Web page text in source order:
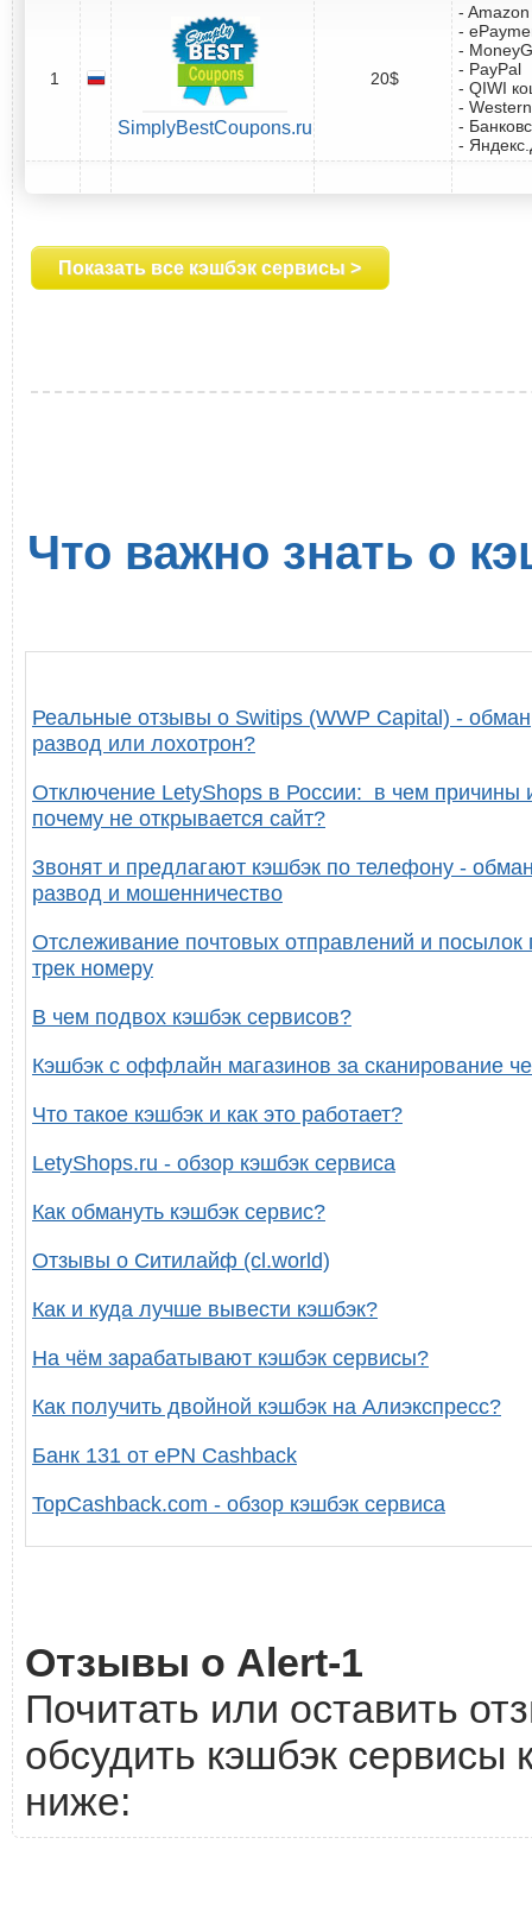
1
SimplyBestCoupons.ru
20$
-
-
-
- PayPal
- QIWI
-
-
-
Показать все кэшбэк сервисы >
Что важно знать о
Реальные отзывы о Switips (WWP Capital) -
развод или лохотрон?
Отключение LetyShops в России: в чем причины
почему не открывается сайт?
Звонят и предлагают кэшбэк по телефону -
развод и мошенничество
Отслеживание почтовых отправлений и посылок
трек номеру
В чем подвох кэшбэк сервисов?
Кэшбэк с оффлайн магазинов за сканирование
Что такое кэшбэк и как это работает?
LetyShops.ru - обзор кэшбэк сервиса
Как обмануть кэшбэк сервис?
Отзывы о Ситилайф (cl.world)
Как и куда лучше вывести кэшбэк?
На чём зарабатывают кэшбэк сервисы?
Как получить двойной кэшбэк на Алиэкспресс?
Банк 131 от ePN Cashback
TopCashback.com - обзор кэшбэк сервиса
Отзывы о Alert-1
Почитать или оставить
обсудить кэшбэк сервисы
ниже: